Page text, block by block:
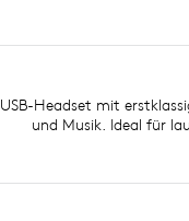
USB-Headset mit
und Musik. Ideal für